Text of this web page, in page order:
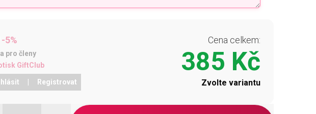
-5%
pro členy
GiftClub
Registrovat
Cena celkem:
385 Kč
Zvolte variantu